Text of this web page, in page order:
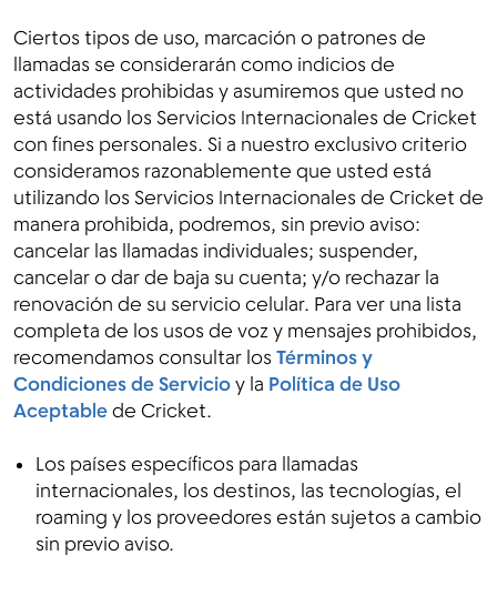
Ciertos tipos de uso, marcación o patrones de
llamadas se considerarán como indicios de
actividades prohibidas y asumiremos que usted no
está usando los Servicios Internacionales de Cricket
con fines personales. Si a nuestro exclusivo criterio
consideramos razonablemente que usted está
utilizando los Servicios Internacionales de Cricket de
manera prohibida, podremos, sin previo aviso:
cancelar las llamadas individuales; suspender,
cancelar o dar de baja su cuenta; y/o rechazar la
renovación de su servicio celular. Para ver una lista
completa de los usos de voz y mensajes prohibidos,
recomendamos consultar los Términos y
Condiciones de Servicioy la Política de Uso
Aceptablede Cricket.
Los países específicos para llamadas
internacionales, los destinos, las tecnologías, el
roaming y los proveedores están sujetos a cambio
sin previo aviso.